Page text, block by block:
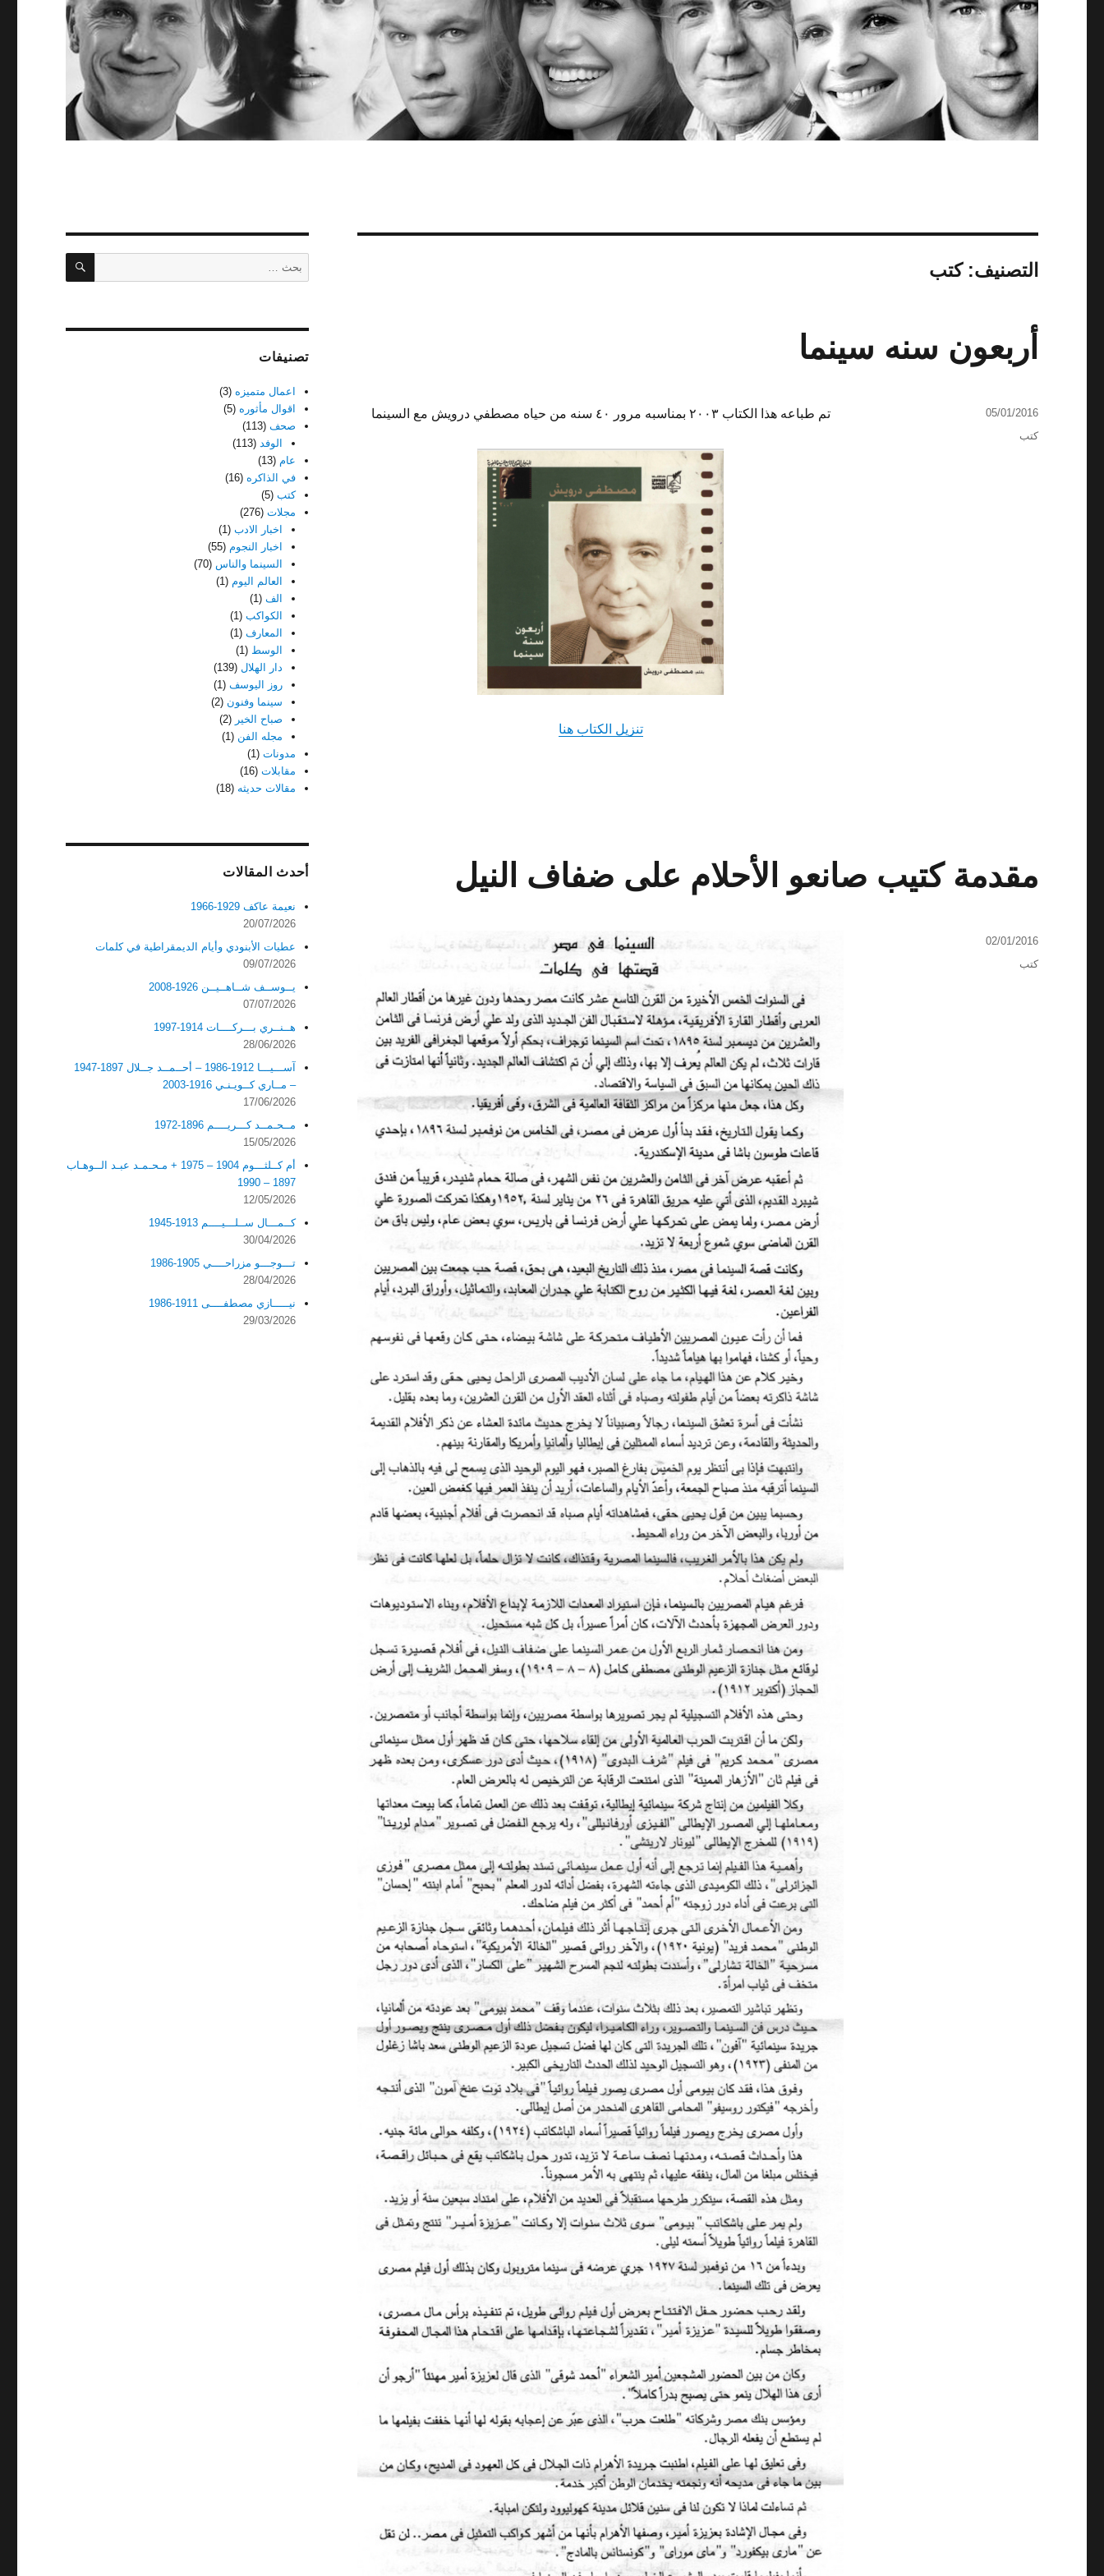
التصنيف:كتب
أربعون سنه سينما
تم طباعه هذا الكتاب ٢٠٠٣ بمناسبه مرور ٤٠ سنه من حياه مصطفي درويش مع السينما
تنزيل الكتاب هنا
نُشرت
في
05/01/2016
التصنيفات
كتب
مقدمة كتيب صانعو الأحلام على ضفاف النيل
نُشرت
في
02/01/2016
التصنيفات
كتب
عن:
بحث
تصنيفات
اعمال متميزه (3)
اقوال مأثوره (5)
صحف (113)
الوفد (113)
عام (13)
في الذاكره (16)
كتب (5)
مجلات (276)
اخبار الادب (1)
اخبار النجوم (55)
السينما والناس (70)
العالم اليوم (1)
الف (1)
الكواكب (1)
المعارف (1)
الوسط (1)
دار الهلال (139)
روز اليوسف (1)
سينما وفنون (2)
صباح الخير (2)
مجله الفن (1)
مدونات (1)
مقابلات (16)
مقالات حديثه (18)
أحدث المقالات
نعيمة عاكف 1929-1966
20/07/2026
عطيات الأبنودي وأيام الديمقراطية في كلمات
09/07/2026
يــوســف شــاهــيــن 1926-2008
07/07/2026
هــنــري بـــركــــات 1914-1997
28/06/2026
آســـيـــا 1912-1986 – أحــمــد جــلال 1897-1947
– مــاري كــويـنـي 1916-2003
17/06/2026
مــحـمــد كـــريــــم 1896-1972
15/05/2026
أم كــلثـــوم 1904 – 1975 + مـحـمـد عبـد الــوهـاب
1897 – 1990
12/05/2026
كــمـــال ســلـــيــــم 1913-1945
30/04/2026
تـــوجـــو مزراحــــي 1905-1986
28/04/2026
نيـــــازي مصطفــــى 1911-1986
29/03/2026